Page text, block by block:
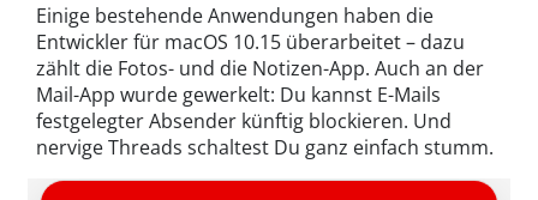
Einige bestehende Anwendungen haben die
Entwickler für macOS 10.15 überarbeitet – dazu
zählt die Fotos- und die Notizen-App. Auch an der
Mail-App wurde gewerkelt: Du kannst E-Mails
festgelegter Absender künftig blockieren. Und
nervige Threads schaltest Du ganz einfach stumm.